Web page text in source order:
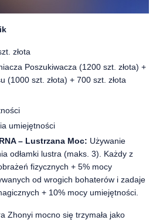
złota
Poszukiwacza (1200 szt. złota) +
(1000 szt. złota) + 700 szt. złota
umiejętności
– Lustrzana Moc: Używanie
odłamki lustra (maks. 3). Każdy z
fizycznych + 5% mocy
od wrogich bohaterów i zadaje
+ 10% mocy umiejętności.
Zhonyi mocno się trzymała jako